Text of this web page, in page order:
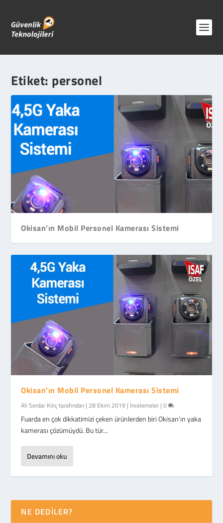
Etiket: personel
Okisan’ın Mobil Personel Kamerası Sistemi
Okisan’ın Mobil Personel Kamerası Sistemi
Ali Serdar Kılıçtarafından | 28 Ekim 2019 | İncelemeler |0
Fuarda en çok dikkatimizi çeken ürünlerden biri Okisan’ın yaka
kamerası çözümüydü. Bu tür...
Devamını oku
NE DEDİLER?